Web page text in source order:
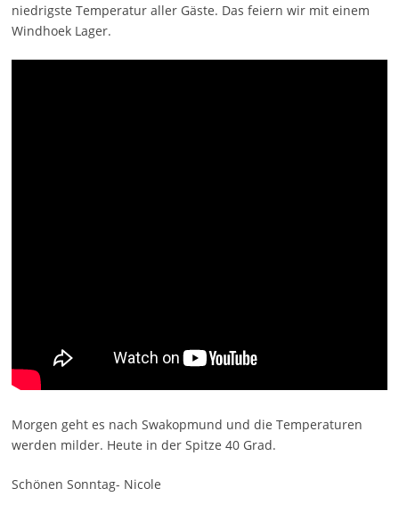
niedrigste Temperatur aller Gäste. Das feiern wir mit einem
Windhoek Lager.
Morgen geht es nach Swakopmund und die Temperaturen
werden milder. Heute in der Spitze 40 Grad.
Schönen Sonntag- Nicole